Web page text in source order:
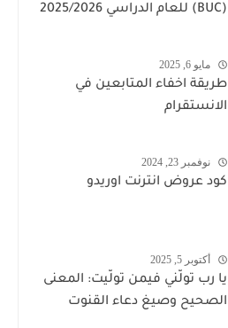
(BUC) للعام الدراسي 2025/2026
مايو 6, 2025
طريقة اخفاء المتابعين في
الانستقرام
نوفمبر 23, 2024
كود عروض انترنت اوريدو
أكتوبر 5, 2025
يا رب تولَّني فيمن تولَّيت: المعنى
الصحيح وصيغ دعاء القنوت